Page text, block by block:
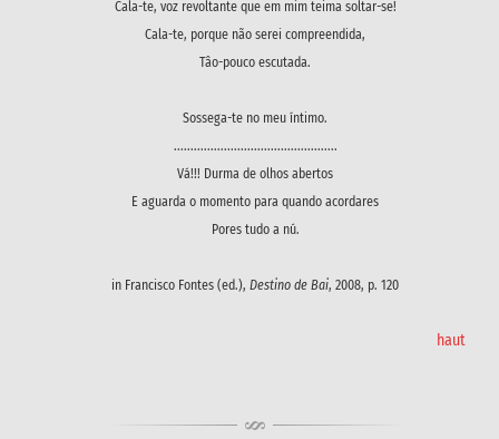
Cala-te, voz revoltante que em mim teima soltar-se!
Cala-te, porque não serei compreendida,
Tâo-pouco escutada.
Sossega-te no meu íntimo.
.................................................
Vá!!! Durma de olhos abertos
E aguarda o momento para quando acordares
Pores tudo a nú.
in Francisco Fontes (ed.), Destino de Bai, 2008, p. 120
haut